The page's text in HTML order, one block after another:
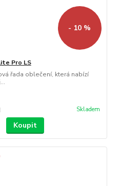
- 10 %
Pro LS
řada oblečení, která nabízí
Skladem
Koupit